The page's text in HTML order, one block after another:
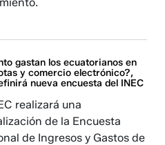
gastan los ecuatorianos en
y comercio electrónico?,
nueva encuesta del INEC
realizará una
de la Encuesta
de Ingresos y Gastos de